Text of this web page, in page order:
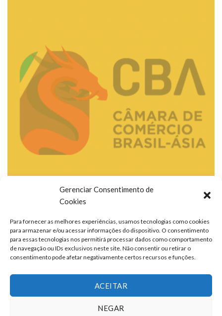
Gerenciar Consentimento de
Cookies
Para fornecer as melhores experiências, usamos tecnologias como cookies
para armazenar e/ou acessar informações do dispositivo. O consentimento
para essas tecnologias nos permitirá processar dados como comportamento
de navegação ou IDs exclusivos neste site. Não consentir ou retirar o
consentimento pode afetar negativamente certos recursos e funções.
ACEITAR
NEGAR